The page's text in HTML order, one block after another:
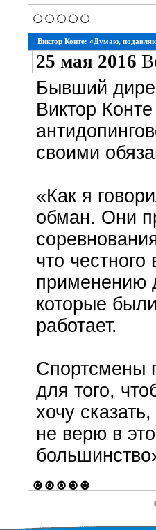
Виктор Конте: «Думаю,
25 мая 2016
Бывший
Виктор
своими
«Как я
обман. Они
что
применению
которые
работает.
Спортсмены
для того,
хочу
не верю в